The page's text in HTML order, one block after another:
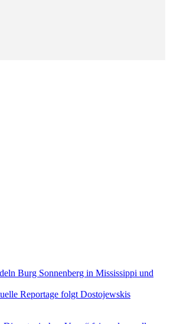
Burg Sonnenberg in Mississippi und
Reportage folgt Dostojewskis